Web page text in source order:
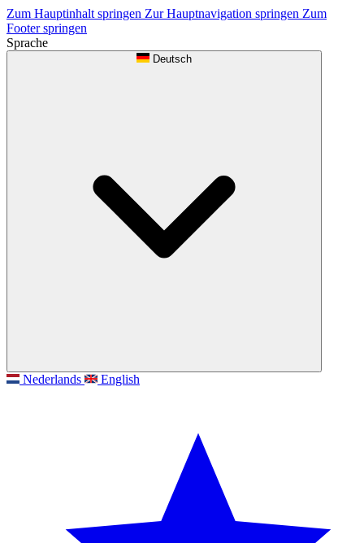
Zum Hauptinhalt springen Zur Hauptnavigation springen Zum
Footer springen
Sprache
Deutsch
Nederlands English